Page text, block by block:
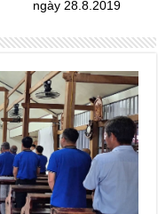
ngày 28.8.2019